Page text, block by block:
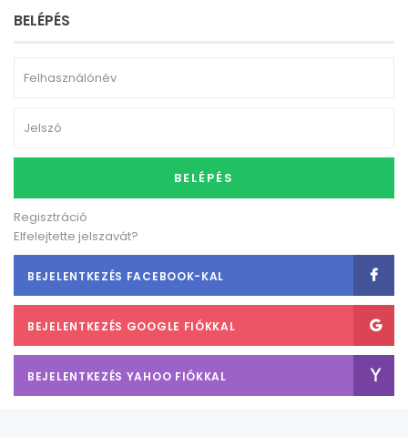
BELÉPÉS
BELÉPÉS
Regisztráció
Elfelejtette jelszavát?
BEJELENTKEZÉS FACEBOOK-KAL
BEJELENTKEZÉS GOOGLE FIÓKKAL
BEJELENTKEZÉS YAHOO FIÓKKAL